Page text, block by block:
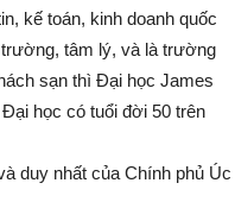
kế toán, kinh doanh quốc
trường, tâm lý, và là trường
sạn thì Đại học James
học có tuổi đời 50 trên
duy nhất của Chính phủ Úc